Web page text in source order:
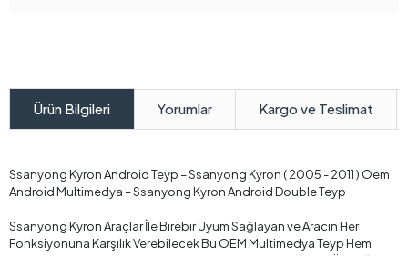
Ürün Bilgileri Yorumlar Kargo ve Teslimat
Ssanyong Kyron Android Teyp – Ssanyong Kyron ( 2005 - 2011 ) Oem
Android Multimedya – Ssanyong Kyron Android Double Teyp
Ssanyong Kyron Araçlar İle Birebir Uyum Sağlayan ve Aracın Her
Fonksiyonuna Karşılık Verebilecek Bu OEM Multimedya Teyp Hem